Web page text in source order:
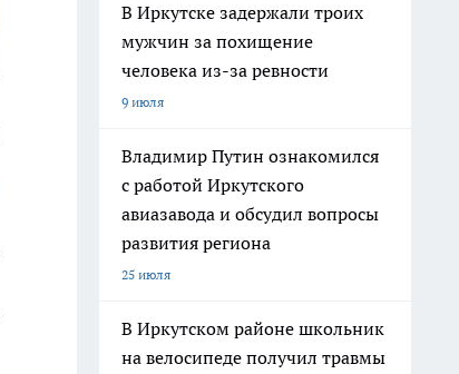
В Иркутске задержали троих
мужчин за похищение
человека из-за ревности
9 июля
Владимир Путин ознакомился
с работой Иркутского
авиазавода и обсудил вопросы
развития региона
25 июля
В Иркутском районе школьник
на велосипеде получил травмы